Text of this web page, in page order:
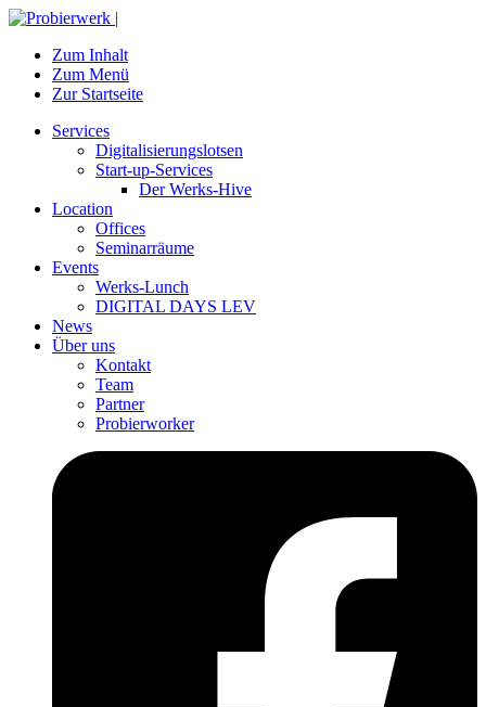
Zum Inhalt
Zum Menü
Zur Startseite
Services
Digitalisierungslotsen
Start-up-Services
Der Werks-Hive
Location
Offices
Seminarräume
Events
Werks-Lunch
DIGITAL DAYS LEV
News
Über uns
Kontakt
Team
Partner
Probierworker